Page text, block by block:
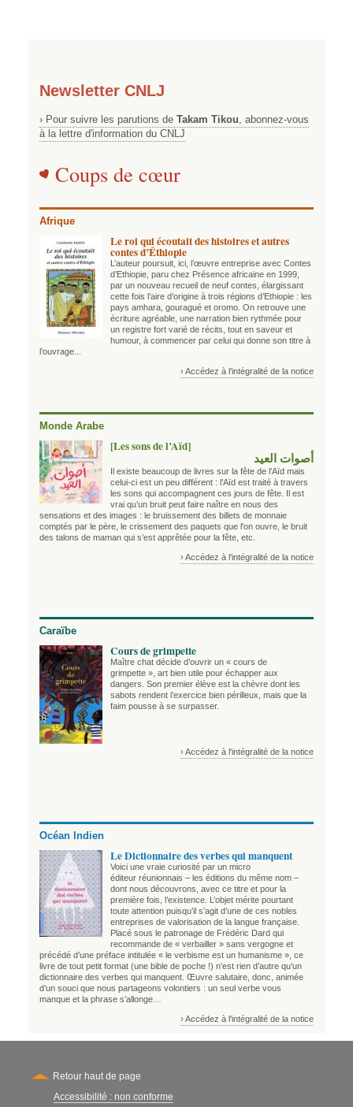
Newsletter CNLJ
› Pour suivre les parutions de Takam Tikou, abonnez-vous
à la lettre d'information du CNLJ
Coups de cœur
Afrique
Le roi qui écoutait des histoires et autres
contes d’Éthiopie
L’auteur poursuit, ici, l’œuvre entreprise avec Contes
d’Ethiopie, paru chez Présence africaine en 1999,
par un nouveau recueil de neuf contes, élargissant
cette fois l’aire d’origine à trois régions d’Ethiopie : les
pays amhara, gouragué et oromo. On retrouve une
écriture agréable, une narration bien rythmée pour
un registre fort varié de récits, tout en saveur et
humour, à commencer par celui qui donne son titre à
l’ouvrage...
› Accédez à l'intégralité de la notice
Monde Arabe
[Les sons de l’Aïd]
أصوات العيد
Il existe beaucoup de livres sur la fête de l’Aïd mais
celui-ci est un peu différent : l’Aïd est traité à travers
les sons qui accompagnent ces jours de fête. Il est
vrai qu’un bruit peut faire naître en nous des
sensations et des images : le bruissement des billets de monnaie
comptés par le père, le crissement des paquets que l'on ouvre, le bruit
des talons de maman qui s’est apprêtée pour la fête, etc.
› Accédez à l'intégralité de la notice
Caraïbe
Cours de grimpette
Maître chat décide d’ouvrir un « cours de
grimpette », art bien utile pour échapper aux
dangers. Son premier élève est la chèvre dont les
sabots rendent l’exercice bien périlleux, mais que la
faim pousse à se surpasser.
› Accédez à l'intégralité de la notice
Océan Indien
Le Dictionnaire des verbes qui manquent
Voici une vraie curiosité par un micro
éditeur réunionnais – les éditions du même nom –
dont nous découvrons, avec ce titre et pour la
première fois, l’existence. L’objet mérite pourtant
toute attention puisqu’il s’agit d’une de ces nobles
entreprises de valorisation de la langue française.
Placé sous le patronage de Frédéric Dard qui
recommande de « verbailler » sans vergogne et
précédé d’une préface intitulée « le verbisme est un humanisme », ce
livre de tout petit format (une bible de poche !) n’est rien d’autre qu’un
dictionnaire des verbes qui manquent. Œuvre salutaire, donc, animée
d’un souci que nous partageons volontiers : un seul verbe vous
manque et la phrase s’allonge…
› Accédez à l'intégralité de la notice
Retour haut de page
Accessibilité : non conforme